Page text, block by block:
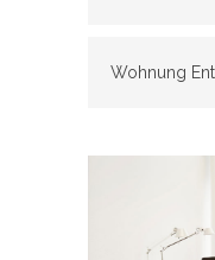
Wohnung